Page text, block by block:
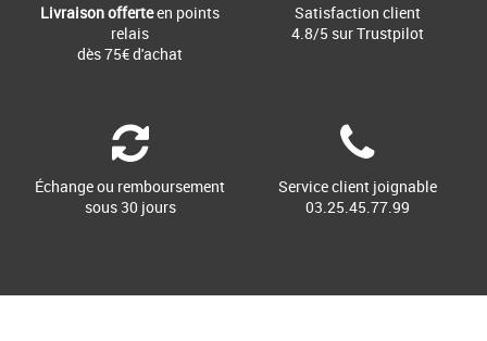
Livraison offerteen points
relais
dès 75€ d'achat
Satisfaction client
4.8/5 sur Trustpilot
Échange ou remboursement
sous 30 jours
Service client joignable
03.25.45.77.99